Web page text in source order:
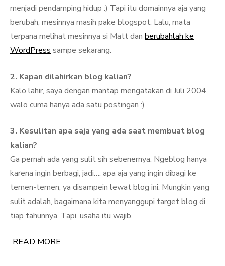
menjadi pendamping hidup :) Tapi itu domainnya aja yang
berubah, mesinnya masih pake blogspot. Lalu, mata
terpana melihat mesinnya si Matt dan berubahlah ke
WordPress sampe sekarang.
2. Kapan dilahirkan blog kalian?
Kalo lahir, saya dengan mantap mengatakan di Juli 2004,
walo cuma hanya ada satu postingan :)
3. Kesulitan apa saja yang ada saat membuat blog
kalian?
Ga pernah ada yang sulit sih sebenernya. Ngeblog hanya
karena ingin berbagi, jadi…. apa aja yang ingin dibagi ke
temen-temen, ya disampein lewat blog ini. Mungkin yang
sulit adalah, bagaimana kita menyanggupi target blog di
tiap tahunnya. Tapi, usaha itu wajib.
READ MORE